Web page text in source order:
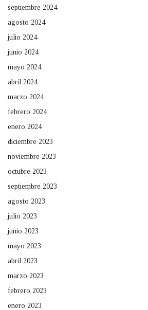
septiembre 2024
agosto 2024
julio 2024
junio 2024
mayo 2024
abril 2024
marzo 2024
febrero 2024
enero 2024
diciembre 2023
noviembre 2023
octubre 2023
septiembre 2023
agosto 2023
julio 2023
junio 2023
mayo 2023
abril 2023
marzo 2023
febrero 2023
enero 2023